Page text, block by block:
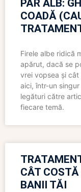
PĂR ALB:
COADĂ
Firele albe ridică
apărut, dacă se
vrei vopsea și cât
aici, într-un
legături către
fiecare temă.
CÂT
BANII TĂI